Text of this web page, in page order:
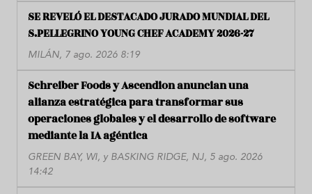
SE REVELÓ EL DESTACADO JURADO MUNDIAL DEL
S.PELLEGRINO YOUNG CHEF ACADEMY 2026-27
MILÁN, 7 ago. 2026 8:19
Schreiber Foods y Ascendion anuncian una
alianza estratégica para transformar sus
operaciones globales y el desarrollo de software
mediante la IA agéntica
GREEN BAY, WI, y BASKING RIDGE, NJ, 5 ago. 2026
14:42